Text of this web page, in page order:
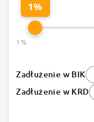
1%
1%
Zadłużenie w BIK
Zadłużenie w KRD